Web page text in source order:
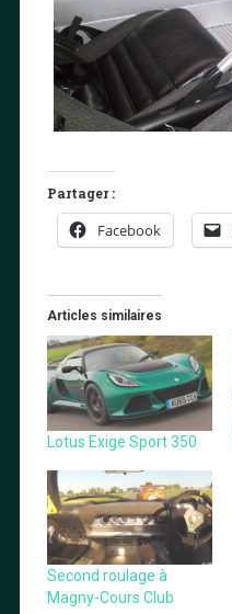
Partager :
Facebook
Articles similaires
Lotus Exige Sport 350
Second roulage à
Magny-Cours Club